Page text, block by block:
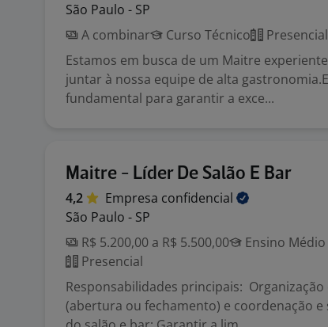
São Paulo - SP
A combinar
Curso Técnico
Presencial
Estamos em busca de um Maitre
juntar à nossa equipe de alta
fundamental para garantir a exce...
Maitre - Líder De Salão E Bar
4,2 Empresa confidencial
São Paulo - SP
R$ 5.200,00 a R$ 5.500,00
Ensino Médio
Presencial
Responsabilidades principais: Organização
(abertura ou fechamento) e coordenação e